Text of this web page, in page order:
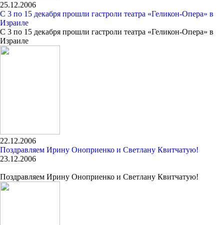
25.12.2006
С 3 по 15 декабря прошли гастроли театра «Геликон-Опера» в
Израиле
С 3 по 15 декабря прошли гастроли театра «Геликон-Опера» в
Израиле
22.12.2006
Поздравляем Ирину Оноприенко и Светлану Квитчатую!
23.12.2006
Поздравляем Ирину Оноприенко и Светлану Квитчатую!